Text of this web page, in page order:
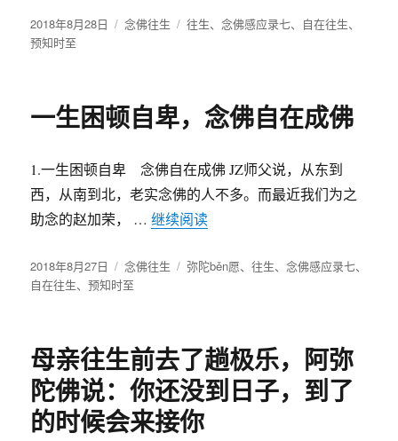
发
布
2018年8月28日
分
念佛往生
标
往生、念佛感应录七、 自在往生、
预知时至
一生困顿自卑，念佛自在成佛
1.一生困顿自卑 念佛自在成佛 JZ师父说，从东到
西，从南到北，老实念佛的人不多。而最近我们为之
助念的赵加荣， …继续阅读
发
布
2018年8月27日
分
类
念佛往生
标
弥陀běn愿、往生、念佛感应录七、
自在往生、预知时至
母亲往生前去了趟极乐，阿弥
陀佛说：你还没到日子，到了
的时候会来接你